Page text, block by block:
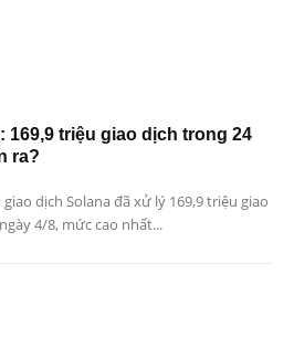
169,9 triệu giao dịch trong 24
ra?
dịch Solana đã xử lý 169,9 triệu giao
4/8, mức cao nhất...